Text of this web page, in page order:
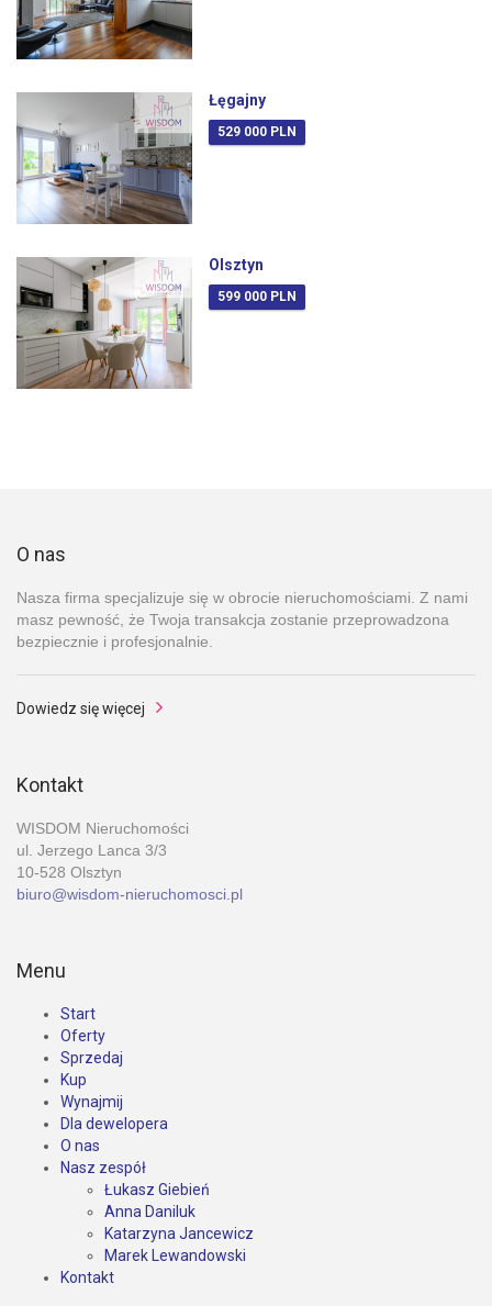
Łęgajny
529 000 PLN
Olsztyn
599 000 PLN
O nas
Nasza firma specjalizuje się w obrocie nieruchomościami. Z nami
masz pewność, że Twoja transakcja zostanie przeprowadzona
bezpiecznie i profesjonalnie.
Dowiedz się więcej
Kontakt
WISDOM Nieruchomości
ul. Jerzego Lanca 3/3
10-528 Olsztyn
biuro@wisdom-nieruchomosci.pl
Menu
Start
Oferty
Sprzedaj
Kup
Wynajmij
Dla dewelopera
O nas
Nasz zespół
Łukasz Giebień
Anna Daniluk
Katarzyna Jancewicz
Marek Lewandowski
Kontakt